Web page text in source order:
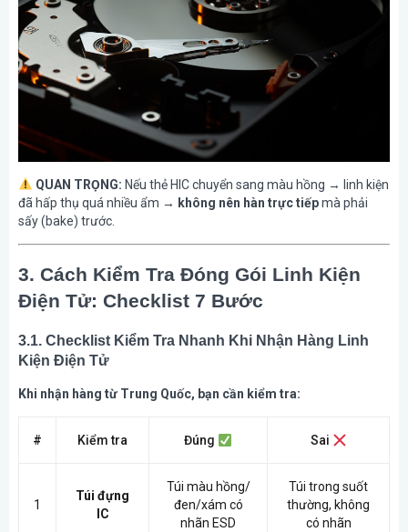
QUAN TRỌNG: Nếu thẻ HIC chuyển sang màu hồng → linh kiện
đã hấp thụ quá nhiều ẩm → không nên hàn trực tiếpmà phải
sấy (bake) trước.
3. Cách Kiểm Tra Đóng Gói Linh Kiện
Điện Tử: Checklist 7 Bước
3.1. Checklist Kiểm Tra Nhanh Khi Nhận Hàng Linh
Kiện Điện Tử
Khi nhận hàng từ Trung Quốc, bạn cần kiểm tra:
# Kiểm tra Đúng Sai
1
Túi đựng
IC
Túi màu hồng/
đen/xám có
nhãn ESD
Túi trong suốt
thường, không
có nhãn